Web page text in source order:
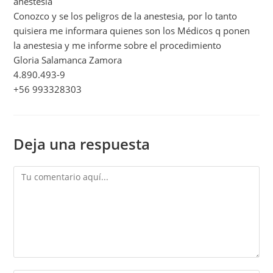
Conozco y se los peligros de la anestesia, por lo tanto
quisiera me informara quienes son los Médicos q ponen
la anestesia y me informe sobre el procedimiento
Gloria Salamanca Zamora
4.890.493-9
+56 993328303
Deja una respuesta